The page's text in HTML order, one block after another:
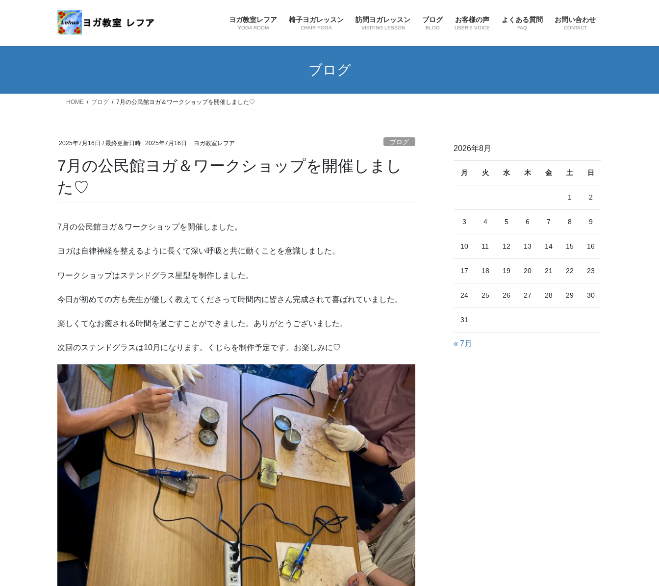
ヨガ教室レフア
YOGA ROOM
椅子ヨガレッスン
CHAIR YOGA
訪問ヨガレッスン
VISITING LESSON
ブログ
BLOG
お客様の声
USER’S VOICE
よくある質問
FAQ
お問い合わせ
CONTACT
ブログ
HOME ブログ 7月の公民館ヨガ＆ワークショップを開催しました♡
2025年7月16日 / 最終更新日時 : 2025年7月16日 ヨガ教室レフア ブログ
7月の公民館ヨガ＆ワークショップを開催しまし
た♡
7月の公民館ヨガ＆ワークショップを開催しました。
ヨガは自律神経を整えるように長くて深い呼吸と共に動くことを意識しました。
ワークショップはステンドグラス星型を制作しました。
今日が初めての方も先生が優しく教えてくださって時間内に皆さん完成されて喜ばれていました。
楽しくてなお癒される時間を過ごすことができました。ありがとうございました。
次回のステンドグラスは10月になります。くじらを制作予定です。お楽しみに♡
2026年8月
月 火 水 木 金 土 日
1 2
3 4 5 6 7 8 9
10 11 12 13 14 15 16
17 18 19 20 21 22 23
24 25 26 27 28 29 30
31
« 7月